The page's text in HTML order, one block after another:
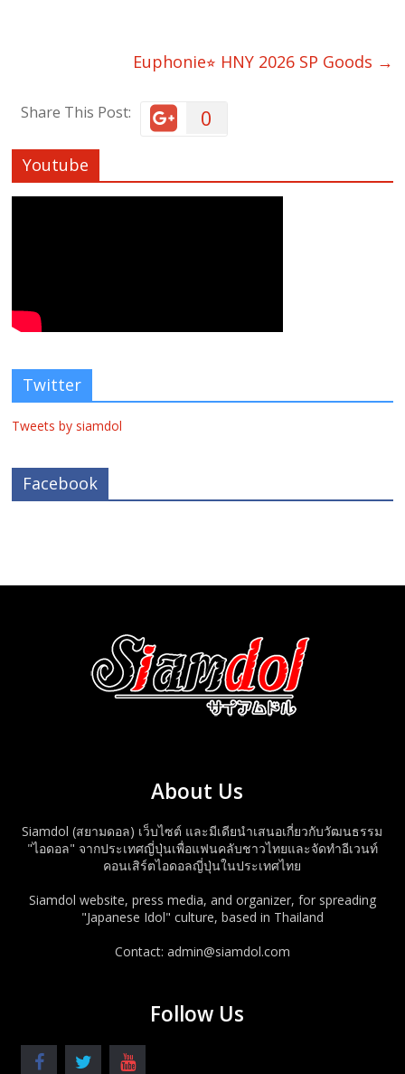
Euphonie⭐︎ HNY 2026 SP Goods →
Share This Post: 0
Youtube
Twitter
Tweets by siamdol
Facebook
About Us
Siamdol (สยามดอล) เว็บไซต์ และมีเดียนำเสนอเกี่ยวกับวัฒนธรรม
"ไอดอล" จากประเทศญี่ปุ่นเพื่อแฟนคลับชาวไทยและจัดทำอีเวนท์
คอนเสิร์ตไอดอลญี่ปุ่นในประเทศไทย
Siamdol website, press media, and organizer, for spreading
"Japanese Idol" culture, based in Thailand
Contact: admin@siamdol.com
Follow Us